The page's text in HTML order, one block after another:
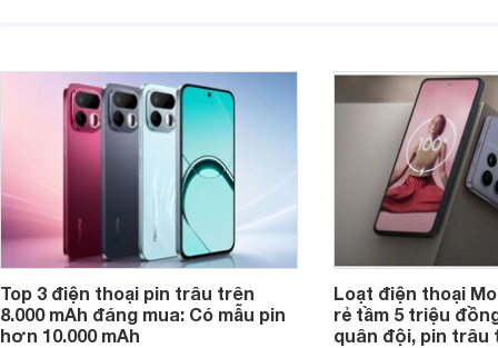
Top 3 điện thoại pin trâu trên
8.000 mAh đáng mua: Có mẫu pin
hơn 10.000 mAh
Loạt điện thoại
rẻ tầm 5 triệu
quân đội, pin trâu